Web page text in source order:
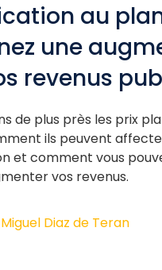
au
une
revenus
de plus près les prix
ils peuvent
et comment vous
vos revenus.
Miguel Diaz de Teran